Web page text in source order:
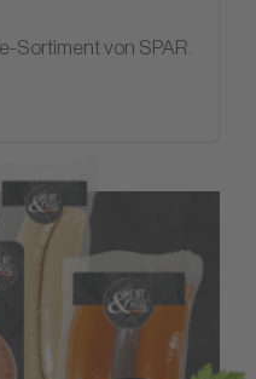
Sortiment von SPAR.